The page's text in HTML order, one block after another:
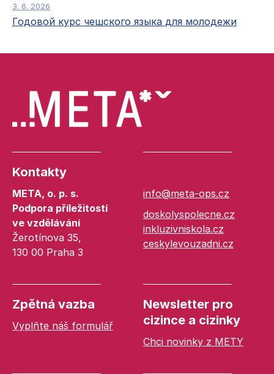
3. 6. 2026
Годовой курс чешского языка для молодежи
Kontakty
META, o. p. s.
Podpora příležitostí
ve vzdělávání
Žerotínova 35,
130 00 Praha 3
info@meta-ops.cz
doskolyspolecne.cz
inkluzivniskola.cz
ceskylevouzadni.cz
Zpětná vazba
Vyplňte náš formulář
Newsletter pro
cizince a cizinky
Chci novinky z METY